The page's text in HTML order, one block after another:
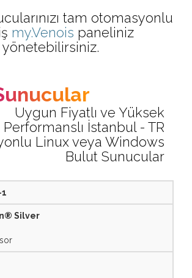
tam otomasyonlu
my.Venois paneliniz
Uygun Fiyatlı ve Yüksek
Performanslı İstanbul - TR
Linux veya Windows
Bulut Sunucular
Silver